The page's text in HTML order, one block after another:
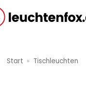
Start » Tischleuchten